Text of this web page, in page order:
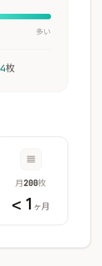
多い
枚
月200枚
< 1 ヶ月